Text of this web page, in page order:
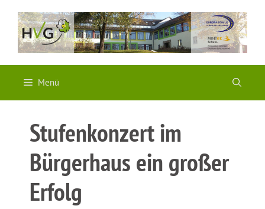
Inhalt
springen
Menü
Stufenkonzert im
Bürgerhaus ein großer
Erfolg